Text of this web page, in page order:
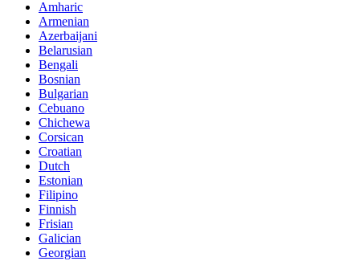
Amharic
Armenian
Azerbaijani
Belarusian
Bengali
Bosnian
Bulgarian
Cebuano
Chichewa
Corsican
Croatian
Dutch
Estonian
Filipino
Finnish
Frisian
Galician
Georgian